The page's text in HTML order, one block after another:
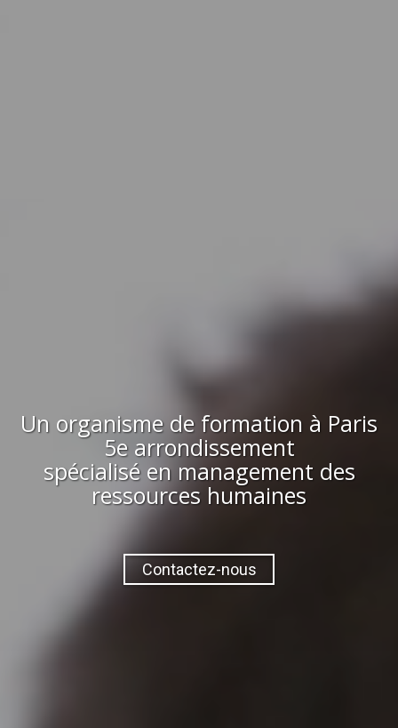
Un organisme de formation à Paris
5e arrondissement
spécialisé en management des
ressources humaines
Contactez-nous